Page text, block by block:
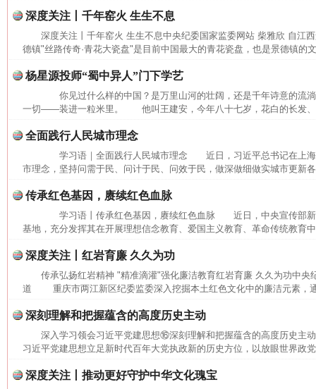
深度关注丨千年窑火 生生不息
深度关注丨千年窑火 生生不息中央纪委国家监委网站 柴雅欣 自
德镇"丝路传奇·青花大瓷盘"是目前中国最大的青花瓷盘，也是景德镇的
杨星源投师“蜀中异人”门下学艺
你见过什么样的中国？是万里山河的壮阔，还是千年诗意的
一切——装进一粒米里。 他叫王建安，今年八十七岁，花白的长发、
全面践行人民城市理念
学习语｜全面践行人民城市理念 近日，习近平总书记在上海
市理念，坚持问需于民、问计于民、问效于民，做深做细做实城市更新
传承红色基因，赓续红色血脉
学习语丨传承红色基因，赓续红色血脉 近日，中央宣传部新
基地，充分发挥其在开展理想信念教育、爱国主义教育、革命传统教育
深度关注丨红岩育廉 久久为功
传承弘扬红岩精神 "精准滴灌"强化廉洁教育红岩育廉 久久为功中央
道 重庆市两江新区纪委监委深入挖掘本土红色文化中的廉洁元素，
深刻理解和把握蕴含的高度历史主动
深入学习领会习近平党建思想⑯深刻理解和把握蕴含的高度历史
习近平党建思想立足新时代百年大党执政新的历史方位，以放眼世界政
深度关注丨推动更好守护中华文化瑰宝
网上购药对药下症？